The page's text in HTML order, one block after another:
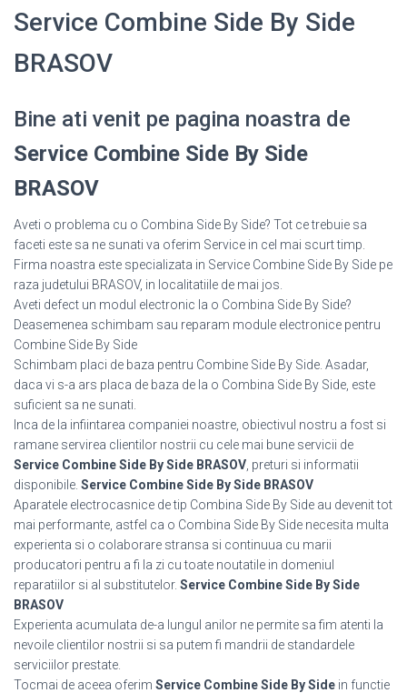
Service Combine Side By Side
BRASOV
Bine ati venit pe pagina noastra de
Service Combine Side By Side
BRASOV
Aveti o problema cu o Combina Side By Side? Tot ce trebuie sa
faceti este sa ne sunati va oferim Service in cel mai scurt timp.
Firma noastra este specializata in Service Combine Side By Side pe
raza judetului BRASOV, in localitatiile de mai jos.
Aveti defect un modul electronic la o Combina Side By Side?
Deasemenea schimbam sau reparam module electronice pentru
Combine Side By Side
Schimbam placi de baza pentru Combine Side By Side. Asadar,
daca vi s-a ars placa de baza de la o Combina Side By Side, este
suficient sa ne sunati.
Inca de la infiintarea companiei noastre, obiectivul nostru a fost si
ramane servirea clientilor nostrii cu cele mai bune servicii de
Service Combine Side By Side BRASOV , preturi si informatii
disponibile. Service Combine Side By Side BRASOV
Aparatele electrocasnice de tip Combina Side By Side au devenit tot
mai performante, astfel ca o Combina Side By Side necesita multa
experienta si o colaborare stransa si continuua cu marii
producatori pentru a fi la zi cu toate noutatile in domeniul
reparatiilor si al substitutelor. Service Combine Side By Side
BRASOV
Experienta acumulata de-a lungul anilor ne permite sa fim atenti la
nevoile clientilor nostrii si sa putem fi mandrii de standardele
serviciilor prestate.
Tocmai de aceea oferim Service Combine Side By Side in functie